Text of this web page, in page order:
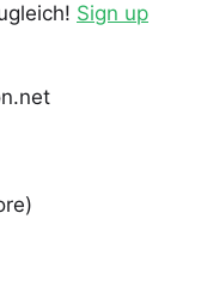
Sign up